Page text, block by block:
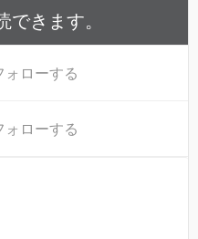
できます。
ォローする
ォローする